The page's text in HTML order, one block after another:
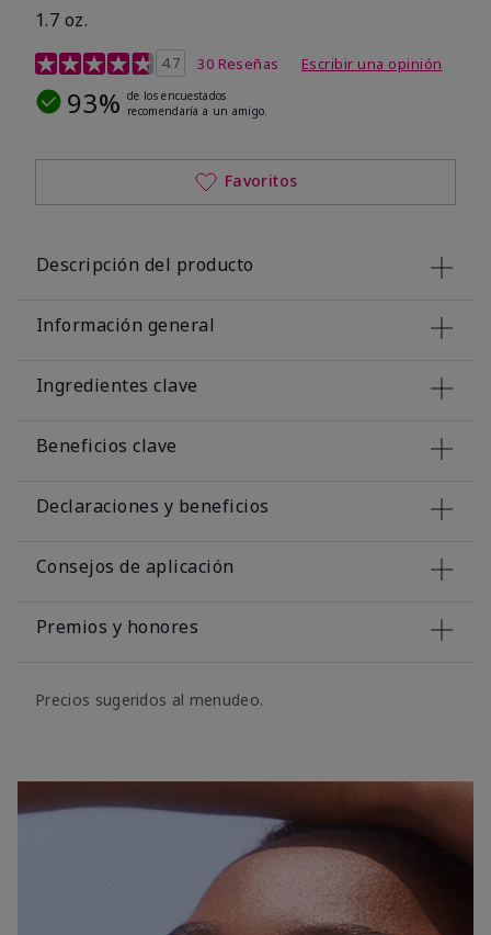
1.7 oz.
Calificación de clientes de 5 de 5
4.7 30 Reseñas Escribir una opinión
93% de los encuestados
recomendaría a un amigo.
Favoritos
Descripción del producto
Información general
Ingredientes clave
Beneficios clave
Declaraciones y beneficios
Consejos de aplicación
Premios y honores
Precios sugeridos al menudeo.